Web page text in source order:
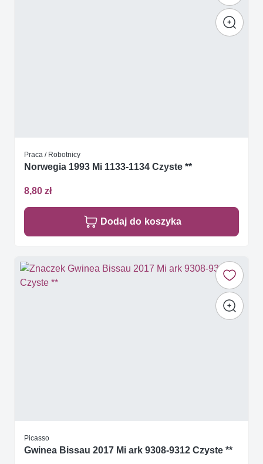
Praca / Robotnicy
Norwegia 1993 Mi 1133-1134 Czyste **
8,80 zł
Dodaj do koszyka
Picasso
Gwinea Bissau 2017 Mi ark 9308-9312 Czyste **